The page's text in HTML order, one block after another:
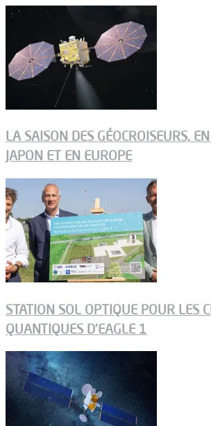
LA SAISON DES GÉOCROISEURS,
JAPON ET EN EUROPE
STATION SOL OPTIQUE POUR LES
QUANTIQUES D’EAGLE 1